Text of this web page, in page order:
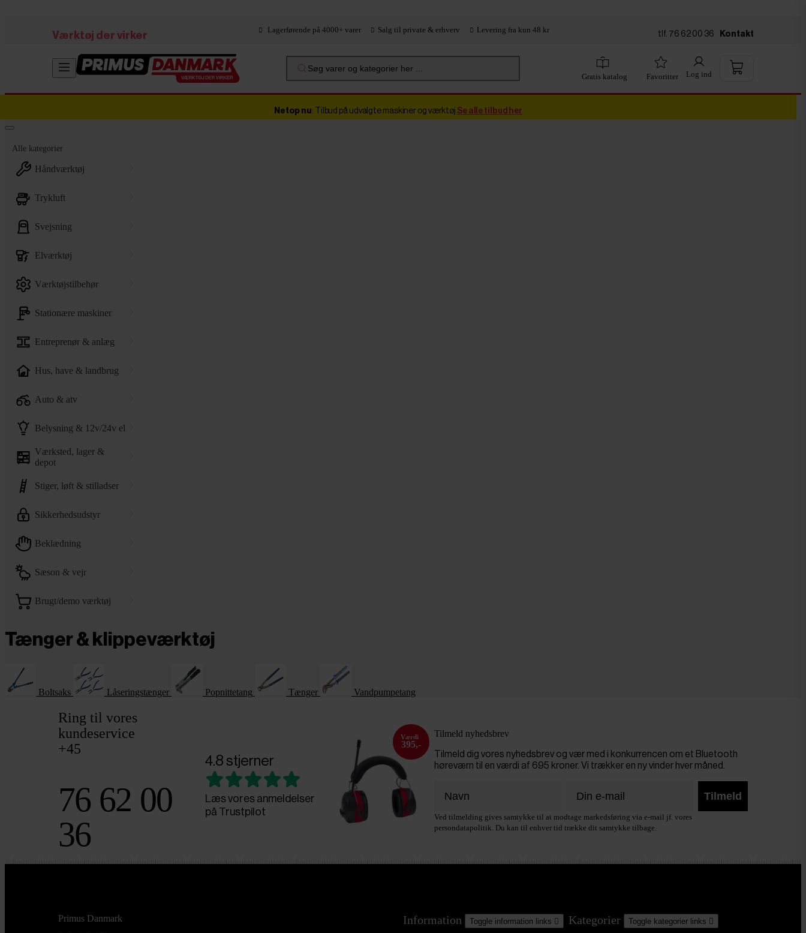
Værktøj der virker
Lagerførende på 4000+ varer Salg til private & erhverv Levering fra kun 48 kr tlf. 76 62 00 36 Kontakt
Søg varer og kategorier her ...
Gratis katalog Favoritter Log ind
Netop nu: Tilbud på udvalgte maskiner og værktøj Se alle tilbud her
Alle kategorier
håndværktøj
trykluft
svejsning
elværktøj
værktøjstilbehør
stationære maskiner
entreprenør & anlæg
hus, have & landbrug
auto & atv
belysning & 12v/24v el
værksted, lager &
depot
stiger, løft & stilladser
sikkerhedsudstyr
beklædning
sæson & vejr
brugt/demo værktøj
Tænger & klippeværktøj
Boltsaks Låseringstænger Popnittetang Tænger Vandpumpetang
Ring til vores
kundeservice
+45
76 62 00
36
4.8 stjerner
Læs vores anmeldelser
på Trustpilot
395,-
Tilmeld nyhedsbrev
Tilmeld dig vores nyhedsbrev og vær med i konkurrencen om et Bluetooth
høreværn til en værdi af 695 kroner. Vi trækker en ny vinder hver måned.
Tilmeld
Ved tilmelding gives samtykke til at modtage markedsføring via e-mail jf. vores
persondatapolitik. Du kan til enhver tid trække dit samtykke tilbage.
Primus Danmark Information Toggle information links  Kategorier Toggle kategorier links 